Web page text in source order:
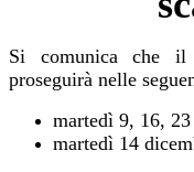
Si comunica che
proseguirà nelle
martedì 9, 16,
martedì 14